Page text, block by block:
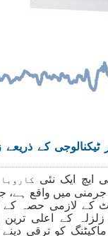
کے
ایچ ایک نئی
میں واقع ہے،
کے لازمی حصہ
کے اعلی ترین
کو ترقی